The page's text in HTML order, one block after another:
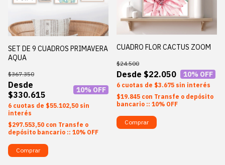
SET DE 9 CUADROS PRIMAVERA
AQUA
$330.615
$367.350
10% OFF
6 $55.102,50 sin
interés
$297.553,50 con Transfe o
depósito bancario :: 10% OFF
Comprar
CUADRO FLOR CACTUS ZOOM
$22.050
$24.500
10% OFF
6 $3.675 sin interés
$19.845 con Transfe o depósito
bancario :: 10% OFF
Comprar